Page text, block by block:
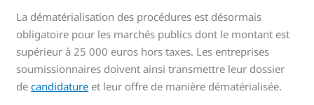
La dématérialisation des procédures est désormais
obligatoire pour les marchés publics dont le montant est
supérieur à 25 000 euros hors taxes. Les entreprises
soumissionnaires doivent ainsi transmettre leur dossier
decandidature et leur offre de manière dématérialisée.